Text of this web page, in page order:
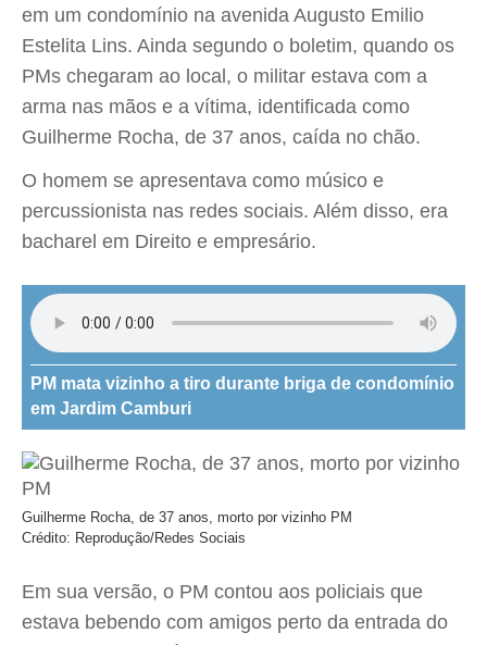
em um condomínio na avenida Augusto Emilio
Estelita Lins. Ainda segundo o boletim, quando os
PMs chegaram ao local, o militar estava com a
arma nas mãos e a vítima, identificada como
Guilherme Rocha, de 37 anos, caída no chão.
O homem se apresentava como músico e
percussionista nas redes sociais. Além disso, era
bacharel em Direito e empresário.
PM mata vizinho a tiro durante briga de condomínio
em Jardim Camburi
Guilherme Rocha, de 37 anos, morto por vizinho PM
Crédito: Reprodução/Redes Sociais
Em sua versão, o PM contou aos policiais que
estava bebendo com amigos perto da entrada do